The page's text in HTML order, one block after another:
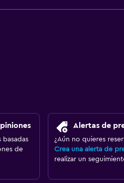
basadas
de
Alertas de
¿Aún no quieres
Crea una alerta de
realizar un